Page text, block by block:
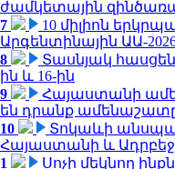
ժամկետային
7
10 միլիոն
Արգենտինային ԱԱ-
8
Տասնյակ
ին և 16-ին
9
Հայաստանի
են դրանք
10
Տոկաևի
Հայաստանի և
1
Սոչի մեկնող